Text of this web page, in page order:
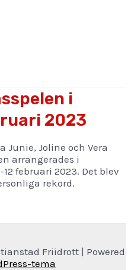
i
2023
Junie, Joline och Vera
arrangerades i
februari 2023. Det blev
rekord.
Friidrott | Powered
tema